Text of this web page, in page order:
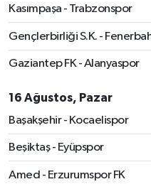
Kasımpaşa - Trabzonspor
Gençlerbirliği S.K. -
Gaziantep FK - Alanyaspor
16 Ağustos, Pazar
Başakşehir - Kocaelispor
Beşiktaş - Eyüpspor
Amed - Erzurumspor FK